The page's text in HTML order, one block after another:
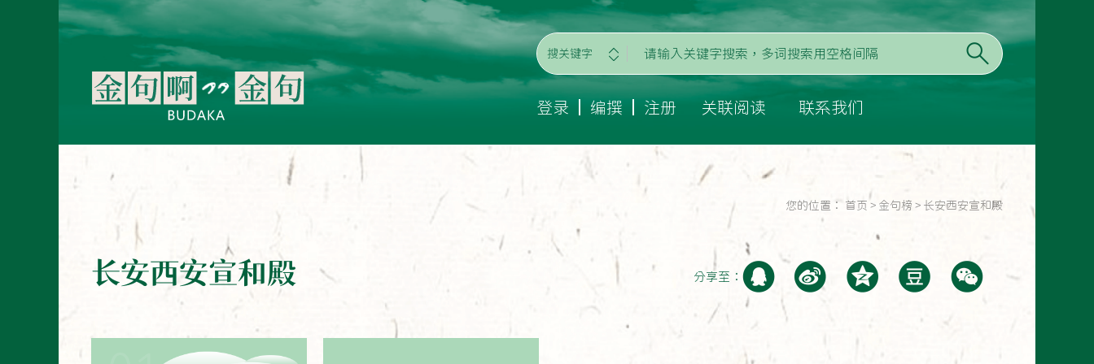
搜关键字
登录 编撰 注册 关联阅读 联系我们
您的位置： 首页 > 金句榜 > 长安西安宣和殿
长安西安宣和殿 分享至：